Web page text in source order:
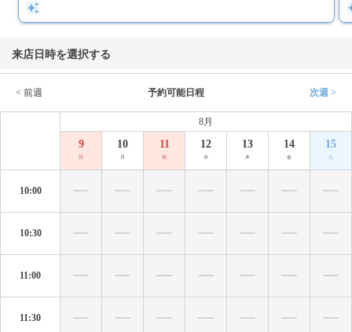
来店日時を選択する
< 前週 予約可能日程 次週 >
8月
9
日
10
月
11
祝
12
水
13
木
14
金
15
土
10:00
10:30
11:00
11:30